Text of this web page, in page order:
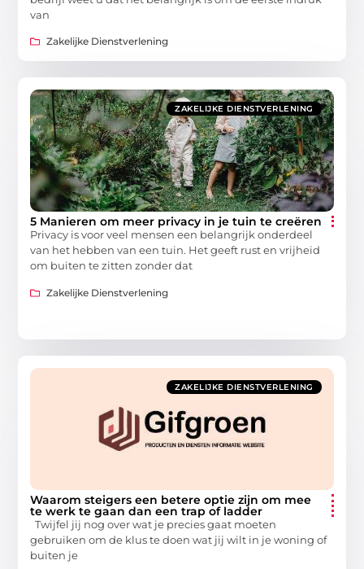
van
Zakelijke Dienstverlening
ZAKELIJKE DIENSTVERLENING
5 Manieren om meer privacy in je tuin te creëren
Privacy is voor veel mensen een belangrijk onderdeel
van het hebben van een tuin. Het geeft rust en vrijheid
om buiten te zitten zonder dat
Zakelijke Dienstverlening
ZAKELIJKE DIENSTVERLENING
Waarom steigers een betere optie zijn om mee
te werk te gaan dan een trap of ladder
Twijfel jij nog over wat je precies gaat moeten
gebruiken om de klus te doen wat jij wilt in je woning of
buiten je